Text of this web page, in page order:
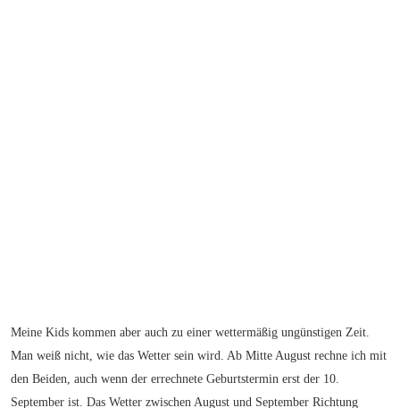
Meine Kids kommen aber auch zu einer wettermäßig ungünstigen Zeit.
Man weiß nicht, wie das Wetter sein wird. Ab Mitte August rechne ich mit
den Beiden, auch wenn der errechnete Geburtstermin erst der 10.
September ist. Das Wetter zwischen August und September Richtung